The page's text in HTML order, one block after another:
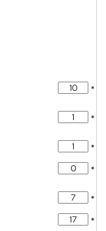
*
*
*
*
*
*